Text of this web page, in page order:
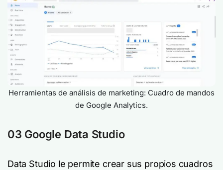
Herramientas de análisis de marketing: Cuadro de mandos
de Google Analytics.
03 Google Data Studio
Data Studio le permite crear sus propios cuadros